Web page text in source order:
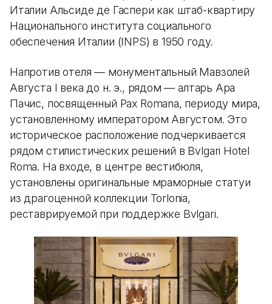
Италии Альсиде де Гаспери как штаб-квартиру
Национального института социального
обеспечения Италии (INPS) в 1950 году.
Напротив отеля — монументальный Мавзолей
Августа I века до н. э., рядом — алтарь Ара
Пачис, посвященный Pax Romana, периоду мира,
установленному императором Августом. Это
историческое расположение подчеркивается
рядом стилистических решений в Bvlgari Hotel
Roma. На входе, в центре вестибюля,
установлены оригинальные мраморные статуи
из драгоценной коллекции Torlonia,
реставрируемой при поддержке Bvlgari.